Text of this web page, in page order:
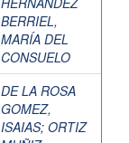
BERRIEL,
MARÍA DEL
CONSUELO
DE LA ROSA
GOMEZ,
ISAIAS; ORTIZ